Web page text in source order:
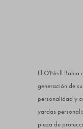
El O'Neill Bahia
generación de
personalidad y
yardas
pieza de